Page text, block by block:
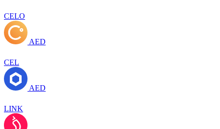
CELO
AED
CEL
AED
LINK